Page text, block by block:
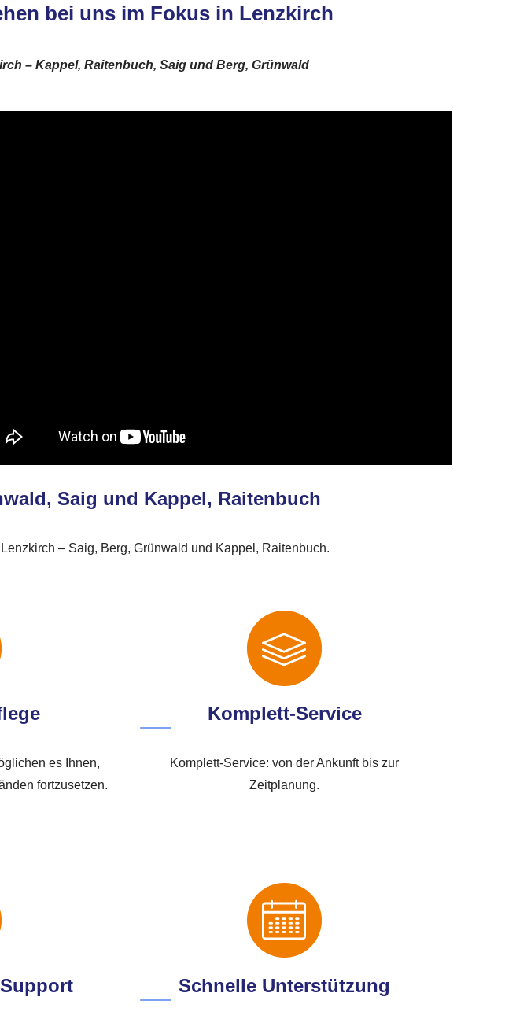
bei uns im Fokus in Lenzkirch
– Kappel, Raitenbuch, Saig und Berg, Grünwald
Saig und Kappel, Raitenbuch
– Saig, Berg, Grünwald und Kappel, Raitenbuch.
es Ihnen,
fortzusetzen.
Komplett-Service
Komplett-Service: von der Ankunft bis zur
Zeitplanung.
Schnelle Unterstützung